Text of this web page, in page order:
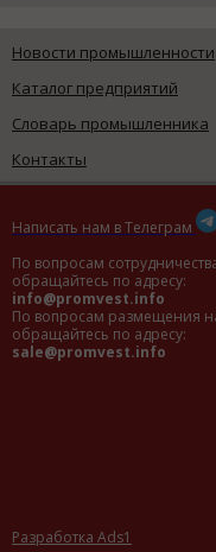
Новости промышленности
Каталог предприятий
Словарь промышленника
Контакты
Написать нам в Телеграм
По вопросам
обращайтесь по адресу:
info@promvest.info
По вопросам размещения
обращайтесь по адресу:
sale@promvest.info
Разработка Ads1